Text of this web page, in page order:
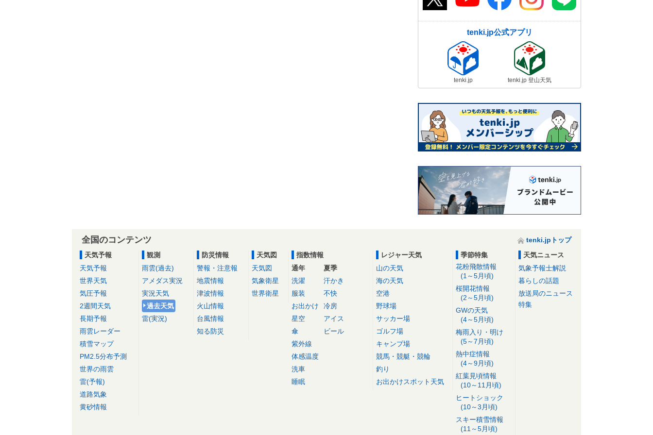
tenki.jp公式アプリ
tenki.jp tenki.jp 登山天気
全国のコンテンツ
tenki.jpトップ
天気予報
天気予報
世界天気
気圧予報
2週間天気
長期予報
雨雲レーダー
積雪マップ
PM2.5分布予測
世界の雨雲
雷(予報)
道路気象
黄砂情報
観測
雨雲(過去)
アメダス実況
実況天気
過去天気
雷(実況)
防災情報
警報・注意報
地震情報
津波情報
火山情報
台風情報
知る防災
天気図
天気図
気象衛星
世界衛星
指数情報
通年
洗濯
服装
お出かけ
星空
傘
紫外線
体感温度
洗車
睡眠
夏季
汗かき
不快
冷房
アイス
ビール
レジャー天気
山の天気
海の天気
空港
野球場
サッカー場
ゴルフ場
キャンプ場
競馬・競艇・競輪
釣り
お出かけスポット天気
季節特集
花粉飛散情報
(1～5月頃)
桜開花情報
(2～5月頃)
GWの天気
(4～5月頃)
梅雨入り・明け
(5～7月頃)
熱中症情報
(4～9月頃)
紅葉見頃情報
(10～11月頃)
ヒートショック
(10～3月頃)
スキー積雪情報
(11～5月頃)
天気ニュース
気象予報士解説
暮らしの話題
放送局のニュース
特集